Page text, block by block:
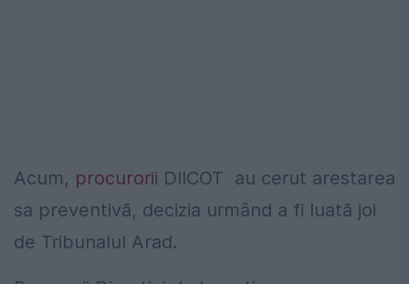
Acum, procurorii DIICOT au cerut arestarea
sa preventivă, decizia urmând a fi luată joi
de Tribunalul Arad.